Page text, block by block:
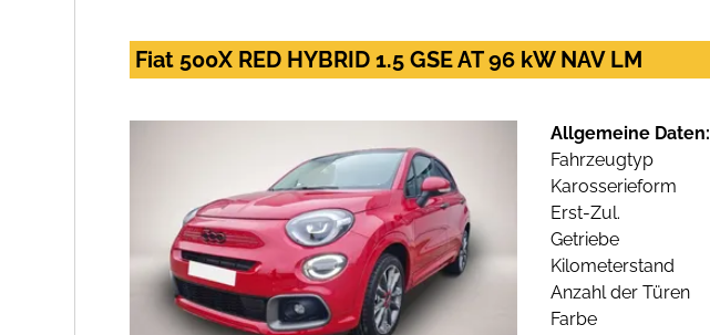
Fiat 500X RED HYBRID 1.5 GSE AT 96 kW NAV LM
Allgemeine Daten:
Fahrzeugtyp
Karosserieform
Erst-Zul.
Getriebe
Kilometerstand
Anzahl der Türen
Farbe